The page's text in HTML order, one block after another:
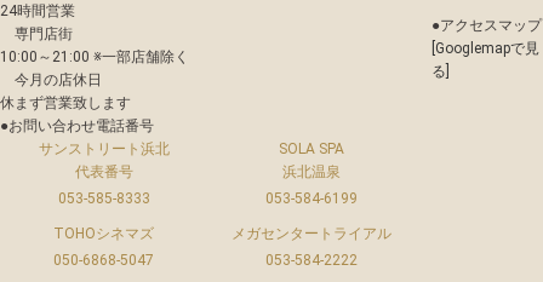
24時間営業
専門店街
10:00～21:00 ※一部店舗除く
今月の店休日
休まず営業致します
●お問い合わせ電話番号
サンストリート浜北
代表番号
053-585-8333
SOLA SPA
浜北温泉
053-584-6199
TOHOシネマズ
050-6868-5047
メガセンタートライアル
053-584-2222
●アクセスマップ
[Googlemapで見
る]